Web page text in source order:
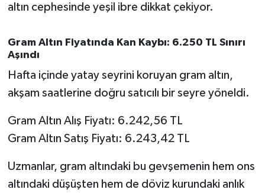
altın cephesinde yeşil ibre dikkat çekiyor.
Gram Altın Fiyatında Kan Kaybı: 6.250 TL Sınırı
Aşındı
Hafta içinde yatay seyrini koruyan gram altın,
akşam saatlerine doğru satıcılı bir seyre yöneldi.
Gram Altın Alış Fiyatı: 6.242,56 TL
Gram Altın Satış Fiyatı: 6.243,42 TL
Uzmanlar, gram altındaki bu gevşemenin hem ons
altındaki düşüşten hem de döviz kurundaki anlık
Manyas
OTOMOTİV
Resmi İlanlar